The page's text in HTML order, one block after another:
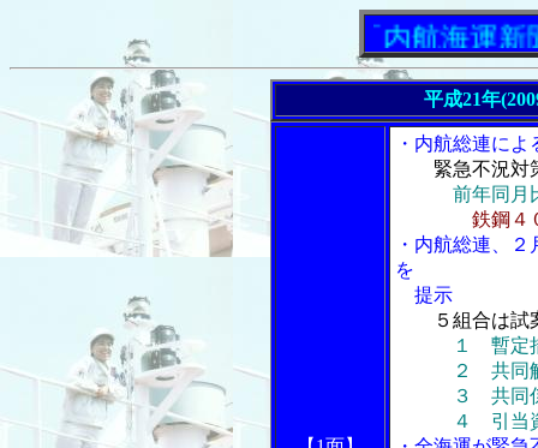
「内航海運新聞」
平成21年
・内航総連に
緊急不況対
前年同月
鉄鋼４
・内航総連、
を
提示
５組合は試
１ 暫定
２ 共同解
３ 共同係
４ 引当資